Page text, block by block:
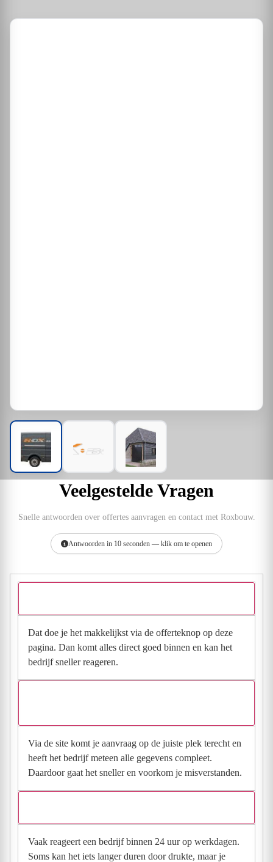
Veelgestelde Vragen
Snelle antwoorden over offertes aanvragen en contact met Roxbouw.
Antwoorden in 10 seconden — klik om te openen
Dat doe je het makkelijkst via de offerteknop op deze
pagina. Dan komt alles direct goed binnen en kan het
bedrijf sneller reageren.
Via de site komt je aanvraag op de juiste plek terecht en
heeft het bedrijf meteen alle gegevens compleet.
Daardoor gaat het sneller en voorkom je misverstanden.
Vaak reageert een bedrijf binnen 24 uur op werkdagen.
Soms kan het iets langer duren door drukte, maar je